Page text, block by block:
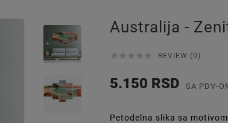
Australija -
     REVIEW (0)
5.150 RSD SA PDV-
Petodelna slika sa